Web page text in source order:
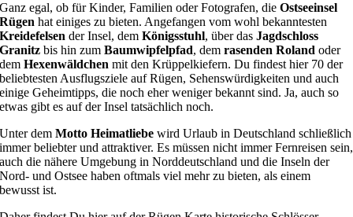
Ganz egal, ob für Kinder, Familien oder Fotografen, dieOstseeinsel
Rügen hat einiges zu bieten. Angefangen vom wohl bekanntesten
Kreidefelsen der Insel, demKönigsstuhl, über dasJagdschloss
Granitz bis hin zumBaumwipfelpfad, demrasenden Roland oder
demHexenwäldchen mit den Krüppelkiefern. Du findest hier 70 der
beliebtesten Ausflugsziele auf Rügen, Sehenswürdigkeiten und auch
einige Geheimtipps, die noch eher weniger bekannt sind. Ja, auch so
etwas gibt es auf der Insel tatsächlich noch.
Unter demMotto Heimatliebe wird Urlaub in Deutschland schließlich
immer beliebter und attraktiver. Es müssen nicht immer Fernreisen sein,
auch die nähere Umgebung in Norddeutschland und die Inseln der
Nord- und Ostsee haben oftmals viel mehr zu bieten, als einem
bewusst ist.